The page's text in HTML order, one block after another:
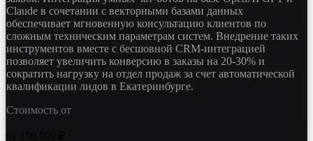
Claude в сочетании с векторными базами данных
обеспечивает мгновенную консультацию клиентов по
сложным техническим параметрам систем. Внедрение таких
инструментов вместе с бесшовной CRM-интеграцией
позволяет увеличить конверсию в заказы на 20-30% и
сократить нагрузку на отдел продаж за счет автоматической
квалификации лидов в Екатеринбурге.
Стоимость от